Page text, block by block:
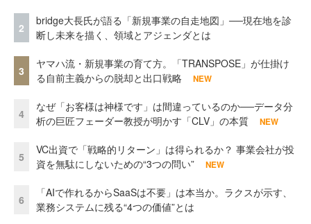
2
bridge大長氏が語る「新規事業の自走地図」──現在地を診
断し未来を描く、領域とアジェンダとは
3
ヤマハ流・新規事業の育て方。「TRANSPOSE」が仕掛け
る自前主義からの脱却と出口戦略
NEW
4
なぜ「お客様は神様です」は間違っているのか──データ分
析の巨匠フェーダー教授が明かす「CLV」の本質
NEW
5
VC出資で「戦略的リターン」は得られるか？ 事業会社が投
資を無駄にしないための“3つの問い”
NEW
6
「AIで作れるからSaaSは不要」は本当か。ラクスが示す、
業務システムに残る“4つの価値”とは